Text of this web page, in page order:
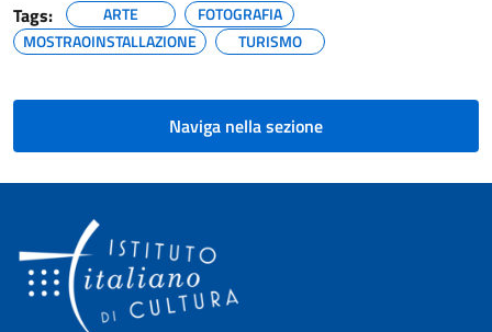
Tags: ARTE
FOTOGRAFIA
MOSTRAOINSTALLAZIONE
TURISMO
Naviga nella sezione